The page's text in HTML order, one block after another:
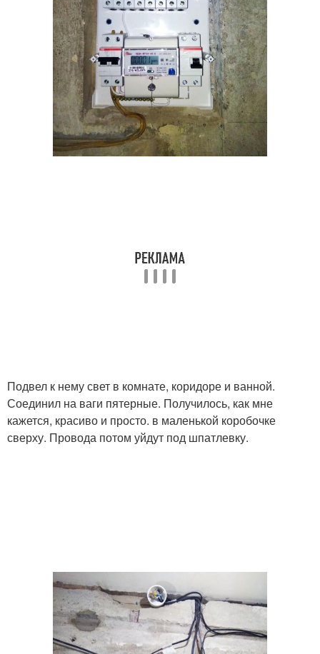
Подвел к нему свет в комнате, коридоре и ванной.
Соединил на ваги пятерные. Получилось, как мне
кажется, красиво и просто. в маленькой коробочке
сверху. Провода потом уйдут под шпатлевку.